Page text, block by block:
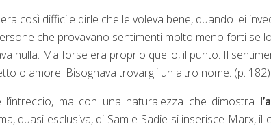
così difficile dirle che le voleva bene, quando lei
che provavano sentimenti molto meno forti se
nulla. Ma forse era proprio quello, il punto. Il
o amore. Bisognava trovargli un altro nome. (p. 182)
l’intreccio, ma con una naturalezza che dimostra
quasi esclusiva, di Sam e Sadie si inserisce Marx,